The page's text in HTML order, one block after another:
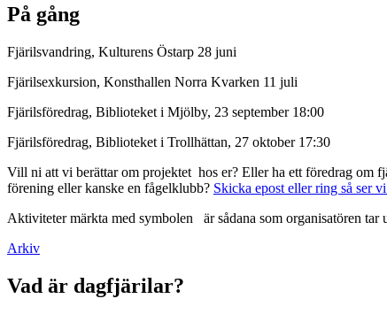
På gång
Fjärilsvandring, Kulturens Östarp 28 juni
Fjärilsexkursion, Konsthallen Norra Kvarken 11 juli
Fjärilsföredrag, Biblioteket i Mjölby, 23 september 18:00
Fjärilsföredrag, Biblioteket i Trollhättan, 27 oktober 17:30
Vill ni att vi berättar om projektet hos er? Eller ha ett föredrag om
förening eller kanske en fågelklubb? Skicka epost eller ring så ser
Aktiviteter märkta med symbolen
är sådana som organisatören tar
Arkiv
Vad är dagfjärilar?